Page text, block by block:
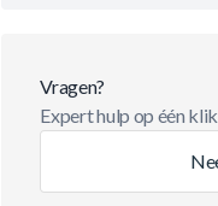
Vragen?
Expert hulp op één